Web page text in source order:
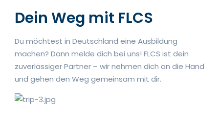
Dein Weg mit FLCS
Du möchtest in Deutschland eine Ausbildung
machen? Dann melde dich bei uns! FLCS ist dein
zuverlässiger Partner – wir nehmen dich an die Hand
und gehen den Weg gemeinsam mit dir.